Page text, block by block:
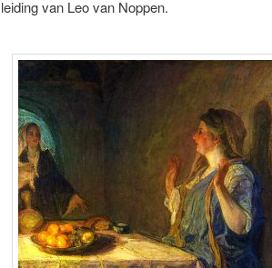
van Leo van Noppen.